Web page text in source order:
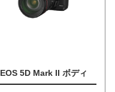
EOS 5D Mark II ボディ